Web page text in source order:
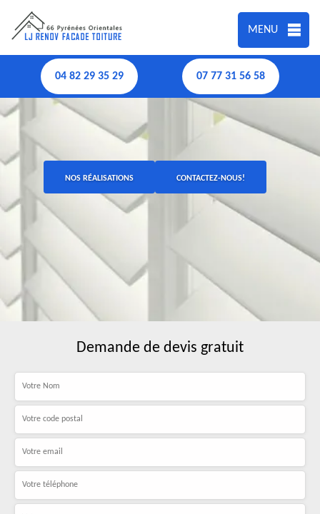
MENU
04 82 29 35 29 07 77 31 56 58
NOS RÉALISATIONS CONTACTEZ-NOUS!
Demande de devis gratuit